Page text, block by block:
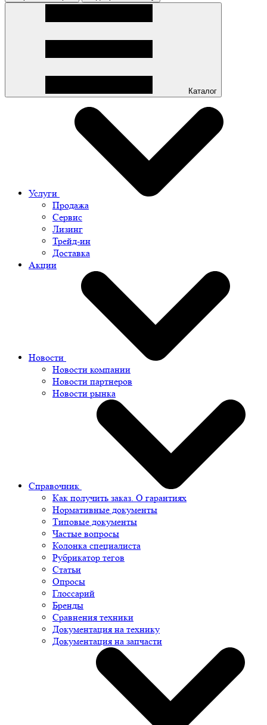
Каталог
Услуги
Продажа
Сервис
Лизинг
Трейд-ин
Доставка
Акции
Новости
Новости компании
Новости партнеров
Новости рынка
Справочник
Как получить заказ. О гарантиях
Нормативные документы
Типовые документы
Частые вопросы
Колонка специалиста
Рубрикатор тегов
Статьи
Опросы
Глоссарий
Бренды
Сравнения техники
Документация на технику
Документация на запчасти